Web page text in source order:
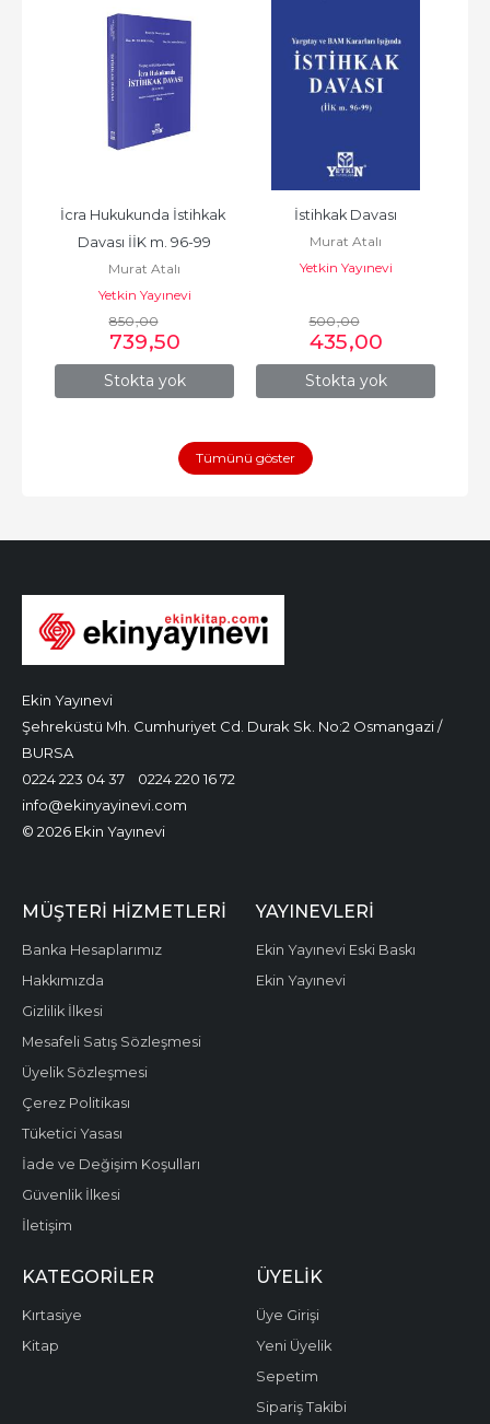
Stokta yok
İcra Hukukunda İstihkak
Davası İİK m. 96-99
Murat Atalı
Yetkin Yayınevi
850,00
739,50
Stokta yok
İstihkak Davası
Murat Atalı
Yetkin Yayınevi
500,00
435,00
Tümünü göster
Ekin Yayınevi
Şehreküstü Mh. Cumhuriyet Cd. Durak Sk. No:2 Osmangazi /
BURSA
0224 223 04 37
0224 220 16 72
info@ekinyayinevi.com
© 2026 Ekin Yayınevi
MÜŞTERI HIZMETLERI
Banka Hesaplarımız
Hakkımızda
Gizlilik İlkesi
Mesafeli Satış Sözleşmesi
Üyelik Sözleşmesi
Çerez Politikası
Tüketici Yasası
İade ve Değişim Koşulları
Güvenlik İlkesi
İletişim
YAYINEVLERI
Ekin Yayınevi Eski Baskı
Ekin Yayınevi
KATEGORILER
Kırtasiye
Kitap
ÜYELIK
Üye Girişi
Yeni Üyelik
Sepetim
Sipariş Takibi